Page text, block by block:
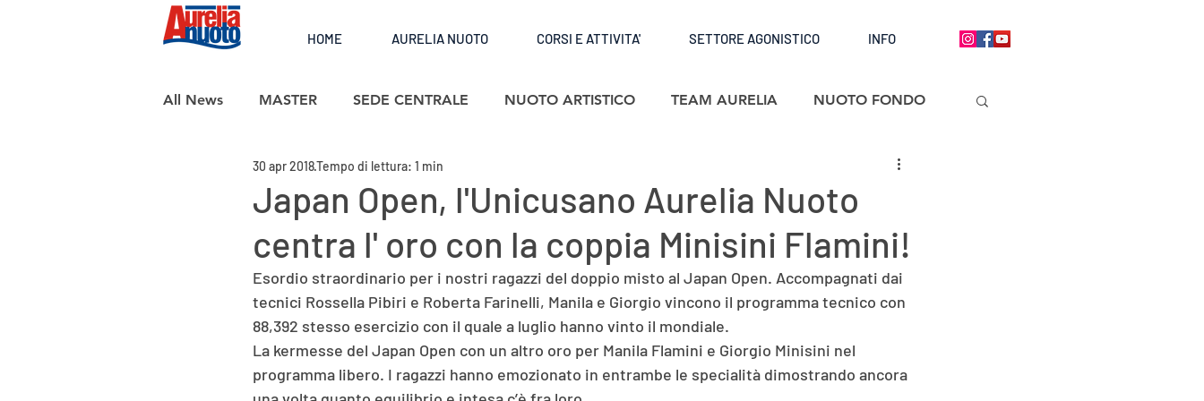
HOME AURELIA NUOTO CORSI E ATTIVITA' SETTORE AGONISTICO INFO
All News MASTER SEDE CENTRALE NUOTO ARTISTICO TEAM AURELIA NUOTO FONDO
SCUOLA NUOTO
Japan Open, l'Unicusano Aurelia Nuoto
centra l' oro con la coppia Minisini Flamini!
30 apr 2018Tempo di lettura: 1 min
Esordio straordinario per i nostri ragazzi del doppio misto al Japan Open. Accompagnati dai
tecnici Rossella Pibiri e Roberta Farinelli, Manila e Giorgio vincono il programma tecnico con
88,392 stesso esercizio con il quale a luglio hanno vinto il mondiale.
La kermesse del Japan Open con un altro oro per Manila Flamini e Giorgio Minisini nel
programma libero. I ragazzi hanno emozionato in entrambe le specialità dimostrando ancora